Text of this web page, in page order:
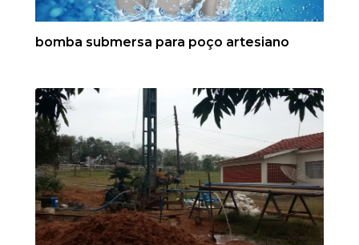
bomba submersa para poço artesiano